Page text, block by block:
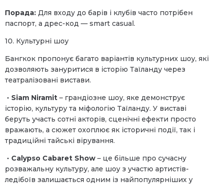
Порада: Для входу до барів і клубів часто потрібен
паспорт, а дрес-код — smart casual.
10. Культурні шоу
Бангкок пропонує багато варіантів культурних шоу, які
дозволяють зануритися в історію Таїланду через
театралізовані вистави.
• Siam Niramit – грандіозне шоу, яке демонструє
історію, культуру та міфологію Таїланду. У виставі
беруть участь сотні акторів, сценічні ефекти просто
вражають, а сюжет охоплює як історичні події, так і
традиційні тайські вірування.
• Calypso Cabaret Show – це більше про сучасну
розважальну культуру, але шоу з участю артистів-
ледібоїв залишається одним із найпопулярніших у